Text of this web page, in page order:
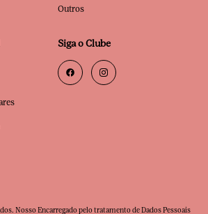
Outros
Siga o Clube
Nosso Encarregado pelo tratamento de Dados Pessoais